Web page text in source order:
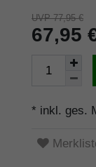
UVP 77,95 €
67,95
* inkl. ges.